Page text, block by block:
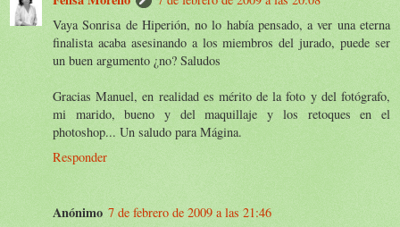
Vaya Sonrisa de Hiperión, no lo había pensado, a ver una eterna
finalista acaba asesinando a los miembros del jurado, puede ser
un buen argumento ¿no? Saludos
Gracias Manuel, en realidad es mérito de la foto y del fotógrafo,
mi marido, bueno y del maquillaje y los retoques en el
photoshop... Un saludo para Mágina.
Responder
Anónimo 7 de febrero de 2009 a las 21:46